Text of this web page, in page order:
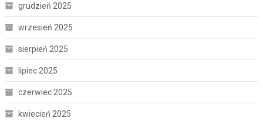
grudzień 2025
wrzesień 2025
sierpień 2025
lipiec 2025
czerwiec 2025
kwiecień 2025